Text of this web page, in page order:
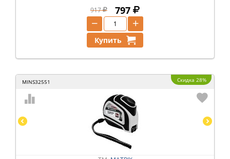
917 797
+
−
Купить
MINS32551 Скидка 28%